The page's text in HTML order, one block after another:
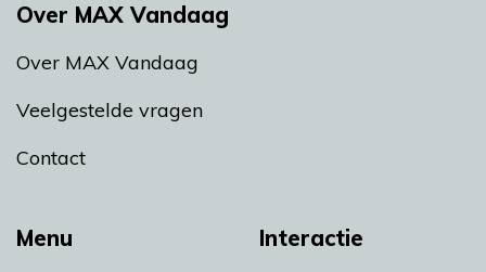
Menu Interactie
Over MAX Vandaag
Over MAX Vandaag
Veelgestelde vragen
Contact